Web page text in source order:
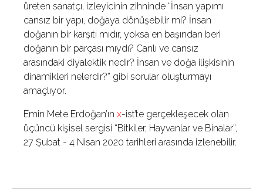
üreten sanatçı, izleyicinin zihninde “İnsan yapımı
cansız bir yapı, doğaya dönüşebilir mi? İnsan
doğanın bir karşıtı mıdır, yoksa en başından beri
doğanın bir parçası mıydı? Canlı ve cansız
arasındaki diyalektik nedir? İnsan ve doğa ilişkisinin
dinamikleri nelerdir?” gibi sorular oluşturmayı
amaçlıyor.
Emin Mete Erdoğan’ın x-ist’te gerçekleşecek olan
üçüncü kişisel sergisi “Bitkiler, Hayvanlar ve Binalar”,
27 Şubat - 4 Nisan 2020 tarihleri arasında izlenebilir.